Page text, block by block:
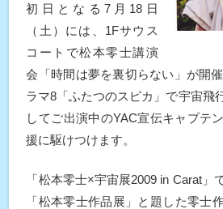
初日となる7月18日
（土）には、1Fサウス
コートで松本零士講演
会「時間は夢を裏切らない」が開
ラマ8「ふたつのスピカ」で宇宙飛
してご出演中のYAC宣伝キャプテ
援に駆けつけます。
「松本零士×宇宙展2009 in Carat」
「松本零士作品展」と題した零士